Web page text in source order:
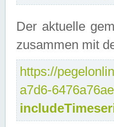
Der aktuelle
zusammen mit
https://
a7d6-